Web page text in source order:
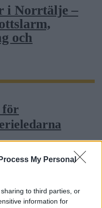
My Personal
to third parties, or
information for
i Norrtälje –
och
för
fotbollsnätverk
”Hoppas